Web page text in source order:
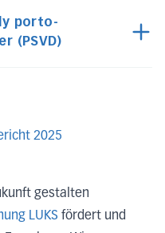
porto-
(PSVD)
2025
gestalten
LUKS fördert und